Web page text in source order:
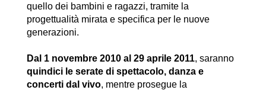
quello dei bambini e ragazzi, tramite la
progettualità mirata e specifica per le nuove
generazioni.
Dal 1 novembre 2010 al 29 aprile 2011, saranno
quindici le serate di spettacolo, danza e
concerti dal vivo, mentre prosegue la